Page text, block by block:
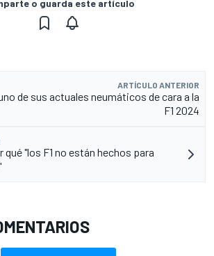
o guarda este artículo
ARTÍCULO ANTERIOR
de sus actuales neumáticos de cara a la
F1 2024
"los F1 no están hechos para